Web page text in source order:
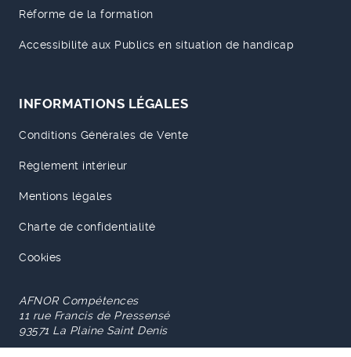
Réforme de la formation
Accessibilité aux Publics en situation de handicap
INFORMATIONS LÉGALES
Conditions Générales de Vente
Règlement intérieur
Mentions légales
Charte de confidentialité
Cookies
AFNOR Compétences
11 rue Francis de Pressensé
93571 La Plaine Saint Denis